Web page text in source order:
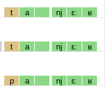
t a nj ɛː ʁ
t a nj ɛː ʁ
p a nj ɛː ʁ